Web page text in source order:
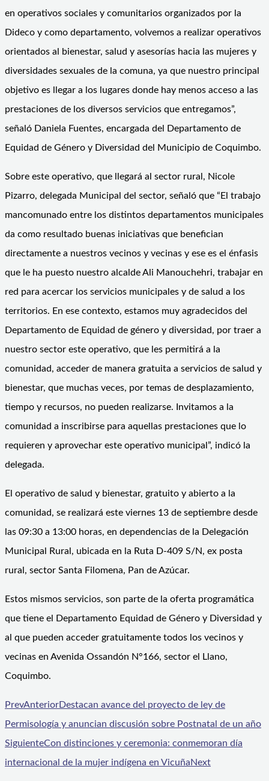
en operativos sociales y comunitarios organizados por la
Dideco y como departamento, volvemos a realizar operativos
orientados al bienestar, salud y asesorías hacia las mujeres y
diversidades sexuales de la comuna, ya que nuestro principal
objetivo es llegar a los lugares donde hay menos acceso a las
prestaciones de los diversos servicios que entregamos”,
señaló Daniela Fuentes, encargada del Departamento de
Equidad de Género y Diversidad del Municipio de Coquimbo.
Sobre este operativo, que llegará al sector rural, Nicole
Pizarro, delegada Municipal del sector, señaló que “El trabajo
mancomunado entre los distintos departamentos municipales
da como resultado buenas iniciativas que benefician
directamente a nuestros vecinos y vecinas y ese es el énfasis
que le ha puesto nuestro alcalde Ali Manouchehri, trabajar en
red para acercar los servicios municipales y de salud a los
territorios. En ese contexto, estamos muy agradecidos del
Departamento de Equidad de género y diversidad, por traer a
nuestro sector este operativo, que les permitirá a la
comunidad, acceder de manera gratuita a servicios de salud y
bienestar, que muchas veces, por temas de desplazamiento,
tiempo y recursos, no pueden realizarse. Invitamos a la
comunidad a inscribirse para aquellas prestaciones que lo
requieren y aprovechar este operativo municipal”, indicó la
delegada.
El operativo de salud y bienestar, gratuito y abierto a la
comunidad, se realizará este viernes 13 de septiembre desde
las 09:30 a 13:00 horas, en dependencias de la Delegación
Municipal Rural, ubicada en la Ruta D-409 S/N, ex posta
rural, sector Santa Filomena, Pan de Azúcar.
Estos mismos servicios, son parte de la oferta programática
que tiene el Departamento Equidad de Género y Diversidad y
al que pueden acceder gratuitamente todos los vecinos y
vecinas en Avenida Ossandón N°166, sector el Llano,
Coquimbo.
PrevAnteriorDestacan avance del proyecto de ley de
Permisología y anuncian discusión sobre Postnatal de un año
SiguienteCon distinciones y ceremonia: conmemoran día
internacional de la mujer indígena en VicuñaNext